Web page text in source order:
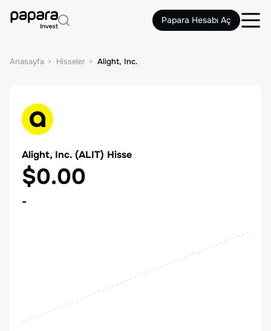
Papara Hesabı Aç
Anasayfa Hisseler Alight, Inc.
Alight, Inc. (ALIT) Hisse
$0.00
-